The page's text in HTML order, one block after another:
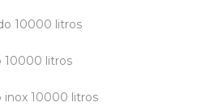
10000 litros
10000 litros
inox 10000 litros